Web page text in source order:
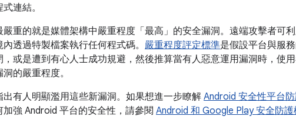
連結。
重的就是媒體架構中嚴重程度「最高」的安全漏洞。遠端攻擊者可
透過特製檔案執行任何程式碼。 嚴重程度評定標準是假設平台與服
或是遭到有心人士成功規避，然後推算當有人惡意運用漏洞時，使
的嚴重程度。
出有人明顯濫用這些新漏洞。如果想進一步瞭解 Android 安全性平台
強 Android 平台的安全性，請參閱 Android 和 Google Play 安全防